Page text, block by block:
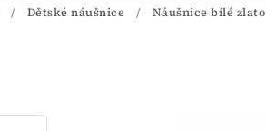
/ Dětské náušnice / Náušnice bílé zlato